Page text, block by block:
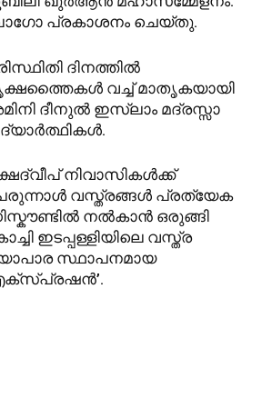
പ്രകാശനം ചെയ്തു.
ദിനത്തിൽ
വച്ച് മാതൃകയായി
ദീനുൽ ഇസ്ലാം മദ്രസ്സാ
നിവാസികൾക്ക്
വസ്ത്രങ്ങൾ പ്രത്യേക
നൽകാൻ ഒരുങ്ങി
ഇടപ്പള്ളിയിലെ വസ്ത്ര
സ്ഥാപനമായ